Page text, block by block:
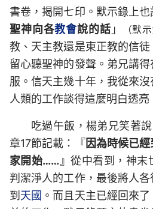
書卷，揭開七印。默示錄上也
聖神向各教會說的話 」 （默
教、天主教還是東正教的信
留心聽聖神的發聲。弟兄講
服。信天主幾十年，我從來
人類的工作談得這麼明白透亮
吃過午飯，楊弟兄笑著
章17節記載：『因為時候已
家開始…… 』從中看到，神
判潔淨人的工作，最後將人
到 天國 。而且天主已經回來